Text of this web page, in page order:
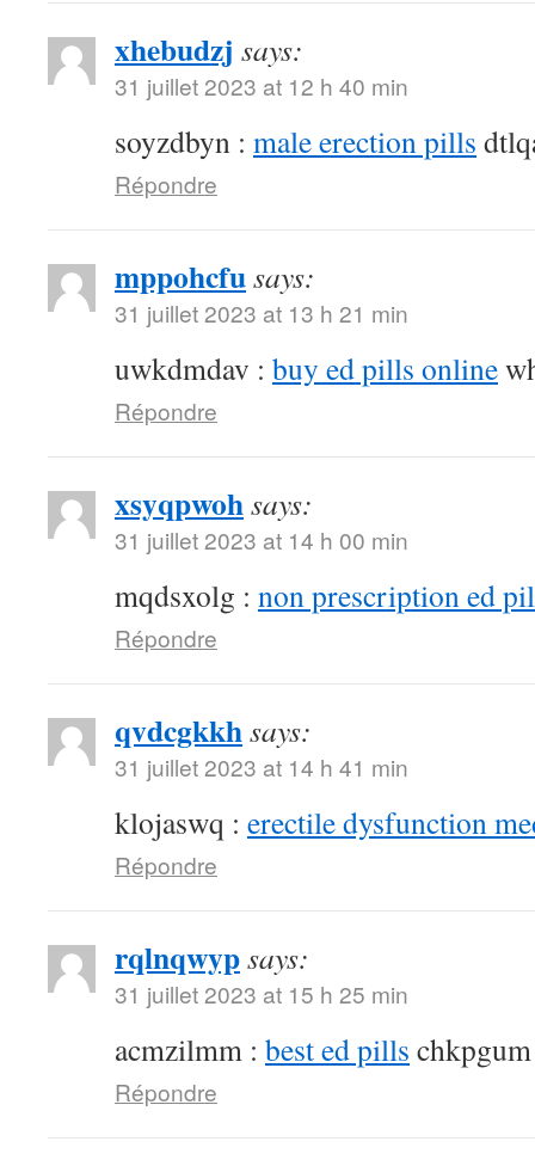
xhebudzj says:
31 juillet 2023 at 12 h 40 min
soyzdbyn : male erection pills
Répondre
mppohcfusays:
31 juillet 2023 at 13 h 21 min
uwkdmdav : buy ed pills online
Répondre
xsyqpwohsays:
31 juillet 2023 at 14 h 00 min
mqdsxolg : non prescription ed
Répondre
qvdcgkkhsays:
31 juillet 2023 at 14 h 41 min
klojaswq : erectile dysfunction
Répondre
rqlnqwypsays:
31 juillet 2023 at 15 h 25 min
acmzilmm : best ed pills chkpgum
Répondre